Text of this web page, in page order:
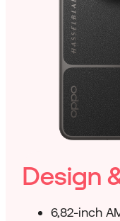
Design
6,82-inch